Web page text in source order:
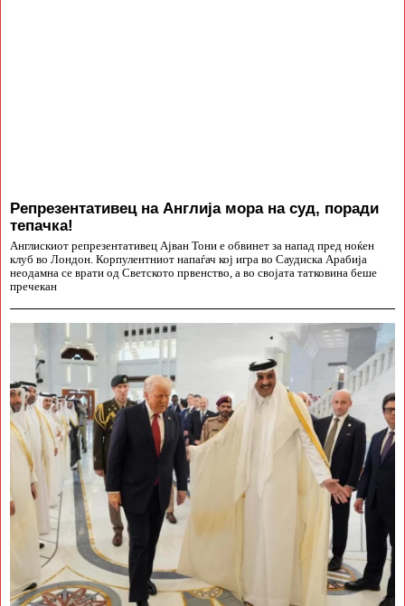
Репрезентативец на Англија мора на суд, поради
тепачка!
Англискиот репрезентативец Ајван Тони е обвинет за напад пред ноќен
клуб во Лондон. Корпулентниот напаѓач кој игра во Саудиска Арабија
неодамна се врати од Светското првенство, а во својата татковина беше
пречекан